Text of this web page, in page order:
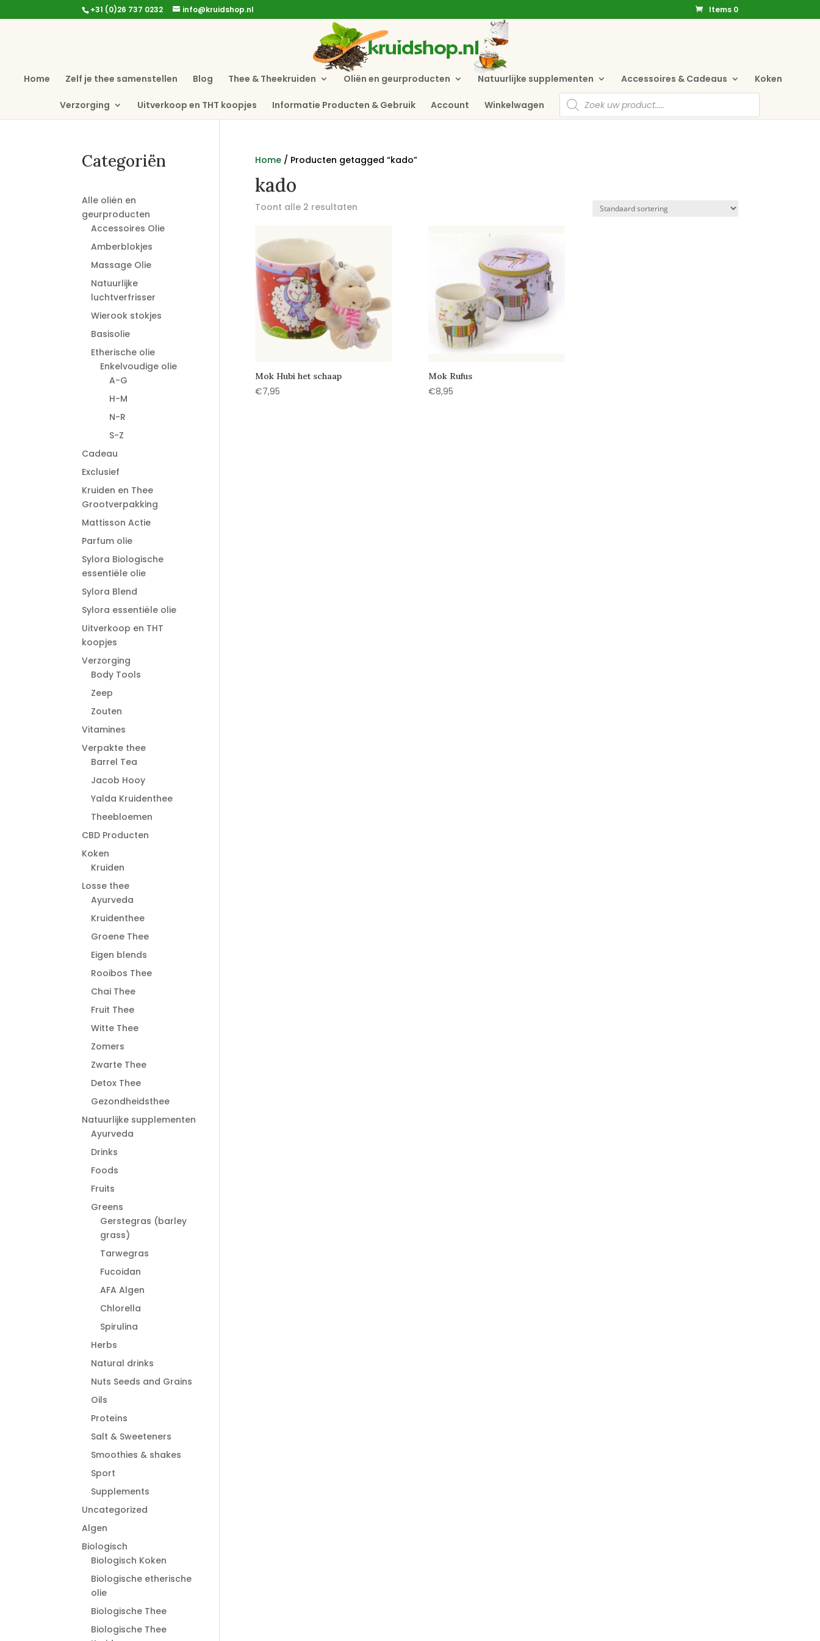
+31 (0)26 737 0232 info@kruidshop.nl Items 0
Home Zelf je thee samenstellen Blog Thee & Theekruiden Oliën en geurproducten Natuurlijke supplementen Accessoires & Cadeaus Koken
Verzorging Uitverkoop en THT koopjes Informatie Producten & Gebruik Account Winkelwagen
Producten
zoeken
Home/ Producten getagged “kado”
kado
Toont alle 2 resultaten
Mok Hubi het schaap
€7,95
Mok Rufus
€8,95
Categoriën
Alle oliën en
geurproducten
Accessoires Olie
Amberblokjes
Massage Olie
Natuurlijke
luchtverfrisser
Wierook stokjes
Basisolie
Etherische olie
Enkelvoudige olie
A-G
H-M
N-R
S-Z
Cadeau
Exclusief
Kruiden en Thee
Grootverpakking
Mattisson Actie
Parfum olie
Sylora Biologische
essentiële olie
Sylora Blend
Sylora essentiële olie
Uitverkoop en THT
koopjes
Verzorging
Body Tools
Zeep
Zouten
Vitamines
Verpakte thee
Barrel Tea
Jacob Hooy
Yalda Kruidenthee
Theebloemen
CBD Producten
Koken
Kruiden
Losse thee
Ayurveda
Kruidenthee
Groene Thee
Eigen blends
Rooibos Thee
Chai Thee
Fruit Thee
Witte Thee
Zomers
Zwarte Thee
Detox Thee
Gezondheidsthee
Natuurlijke supplementen
Ayurveda
Drinks
Foods
Fruits
Greens
Gerstegras (barley
grass)
Tarwegras
Fucoidan
AFA Algen
Chlorella
Spirulina
Herbs
Natural drinks
Nuts Seeds and Grains
Oils
Proteïns
Salt & Sweeteners
Smoothies & shakes
Sport
Supplements
Uncategorized
Algen
Biologisch
Biologisch Koken
Biologische etherische
olie
Biologische Thee
Biologische Thee